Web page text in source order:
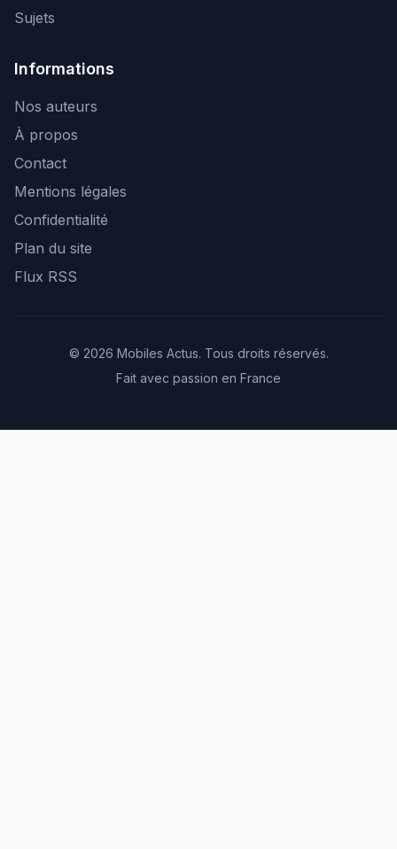
Sujets
Informations
Nos auteurs
À propos
Contact
Mentions légales
Confidentialité
Plan du site
Flux RSS
© 2026 Mobiles Actus. Tous droits réservés.
Fait avec passion en France